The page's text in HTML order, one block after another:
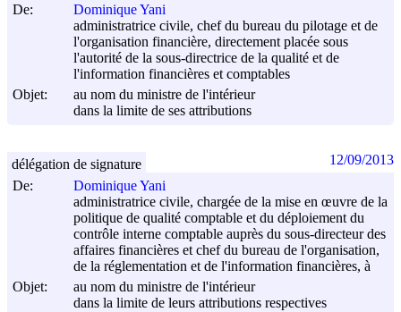
De:
Dominique Yani
administratrice civile, chef du bureau du pilotage et de
l'organisation financière, directement placée sous
l'autorité de la sous-directrice de la qualité et de
l'information financières et comptables
Objet:
au nom du ministre de l'intérieur
dans la limite de ses attributions
De:
Dominique Yani
administratrice civile, chargée de la mise en œuvre de la
politique de qualité comptable et du déploiement du
contrôle interne comptable auprès du sous-directeur des
affaires financières et chef du bureau de l'organisation,
de la réglementation et de l'information financières, à
Objet:
au nom du ministre de l'intérieur
dans la limite de leurs attributions respectives
délégation de signature 12/09/2013